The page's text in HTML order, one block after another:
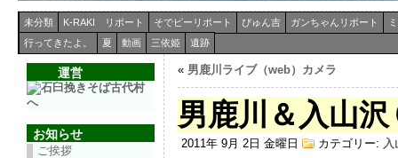
未分類 K-RAKI リポート そでピーリポート ぴゅん吉 ガンちゃんリポート
行ってきたよ。
夏 動画 三依姫 遺跡
運営
お知らせ
ご挨拶
« 男鹿川ライブ（web）カメラ
男鹿川＆入山
2011年 9月 2日 金曜日 カテゴリー: 入